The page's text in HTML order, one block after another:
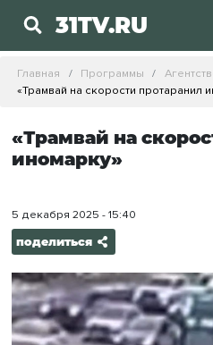
31TV.RU
Главная Программы
«Трамвай на скорости протаранил
«Трамвай на
иномарку»
5 декабря 2025 - 15:40
поделиться